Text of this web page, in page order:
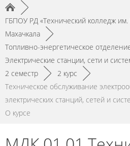
►
ГБПОУ РД «Технический колледж им.
Махачкала
►
Топливно-энергетическое
Электрические станции, сети и
2 семестр
► 2 курс
►
Техническое обслуживание
электрических станций, сетей и
О курсе